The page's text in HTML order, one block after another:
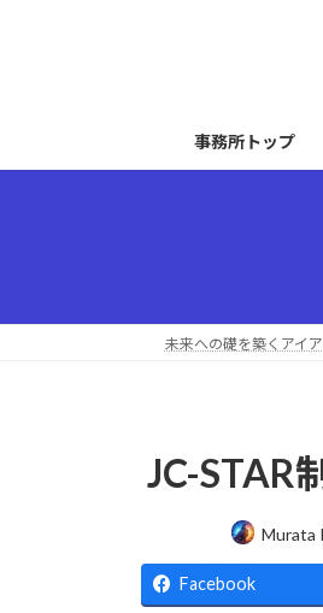
事務所トップ
未来への礎を築くアイ
JC-STAR
最
更
新
Murata
Facebook